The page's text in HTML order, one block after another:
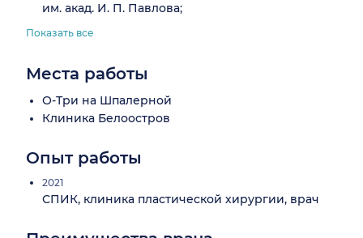
им. акад. И. П. Павлова;
Показать все
Места работы
О-Три на Шпалерной
Клиника Белоостров
Опыт работы
2021
СПИК, клиника пластической хирургии, врач